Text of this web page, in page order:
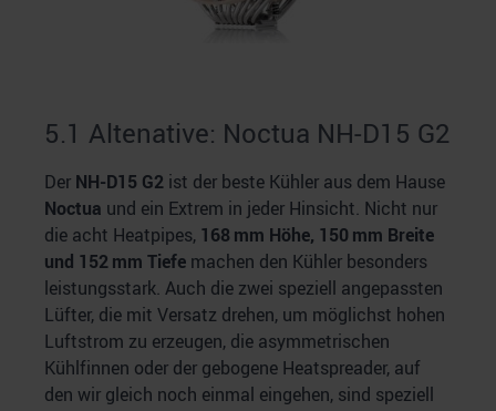
5.1 Altenative: Noctua NH-D15 G2
Der NH-D15 G2 ist der beste Kühler aus dem Hause
Noctua und ein Extrem in jeder Hinsicht. Nicht nur
die acht Heatpipes, 168 mm Höhe, 150 mm Breite
und 152 mm Tiefe machen den Kühler besonders
leistungsstark. Auch die zwei speziell angepassten
Lüfter, die mit Versatz drehen, um möglichst hohen
Luftstrom zu erzeugen, die asymmetrischen
Kühlfinnen oder der gebogene Heatspreader, auf
den wir gleich noch einmal eingehen, sind speziell